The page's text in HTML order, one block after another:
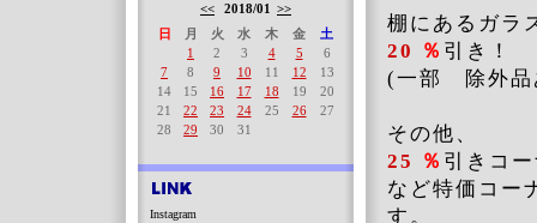
棚にあるガラ
20
％ 引き！
(一部 除外品
その他、
25
％ 引きコ
など特価コー
す。
<< 2018/01 >>
日
月 火 水 木 金
土
1
2 3 4 5
6
7
8 9 10 11 12
13
14
15 16 17 18 19
20
21
22 23 24 25 26
27
28
29 30 31
Instagram